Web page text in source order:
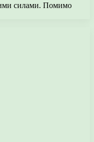
силами. Помимо